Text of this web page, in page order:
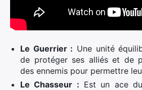
Le Guerrier : Une unité
de protéger ses alliés et de
des ennemis pour permettre
Le Chasseur : Est un ace